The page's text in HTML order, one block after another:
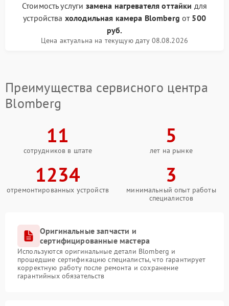
Стоимость услуги замена нагревателя оттайки для
устройства холодильная камера Blomberg от 500
руб.
Цена актуальна на текущую дату 08.08.2026
Преимущества сервисного центра
Blomberg
11
сотрудников в штате
5
лет на рынке
1234
отремонтированных устройств
3
минимальный опыт работы
специалистов
Оригинальные запчасти и
сертифицированные мастера
Используются оригинальные детали Blomberg и
прошедшие сертификацию специалисты, что гарантирует
корректную работу после ремонта и сохранение
гарантийных обязательств